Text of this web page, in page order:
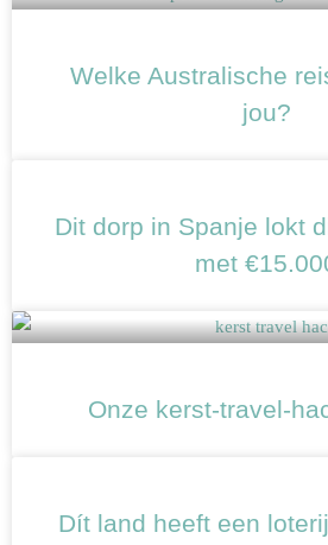
Welke Australische
jou?
Dit dorp in Spanje lokt
met
Onze kerst-travel-
Dít land heeft een